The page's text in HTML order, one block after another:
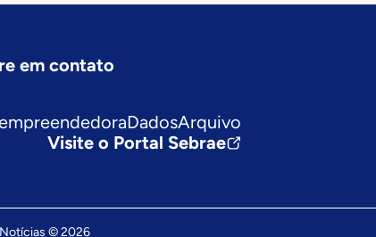
em contato
DadosArquivo
Visite o Portal Sebrae
© 2026